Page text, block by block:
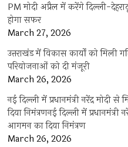
PM मोदी अप्रैल में करेंगे दिल्ली-
होगा सफर
March 27, 2026
उत्तराखंड में विकास कार्यों को मिली
परियोजनाओं को दी मंजूरी
March 26, 2026
नई दिल्ली में प्रधानमंत्री नरेंद्र मोदी
दिया निमंत्रणनई दिल्ली में प्रधानमंत्री
आगमन का दिया निमंत्रण
March 26, 2026